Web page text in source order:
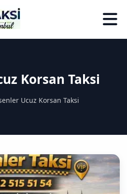
Korsan Taksi
Ucuz Korsan Taksi